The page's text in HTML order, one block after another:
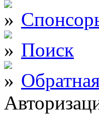
Поиск